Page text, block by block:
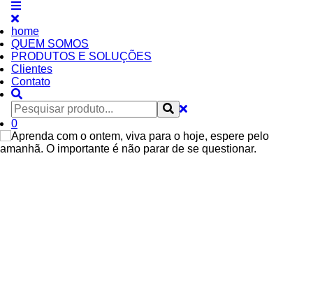
home
QUEM SOMOS
PRODUTOS E SOLUÇÕES
Clientes
Contato
0